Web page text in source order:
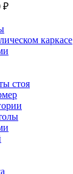
₽
каркасе
стоя